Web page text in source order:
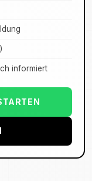
informiert